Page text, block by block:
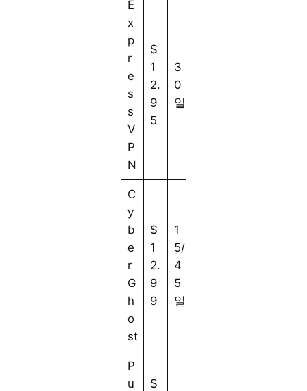
E
x
p
r
e
s
s
V
P
N
$
1
2.
9
5
3
0
일
C
y
b
e
r
G
h
o
st
$
1
2.
9
9
1
5/
4
5
일
P
u
$